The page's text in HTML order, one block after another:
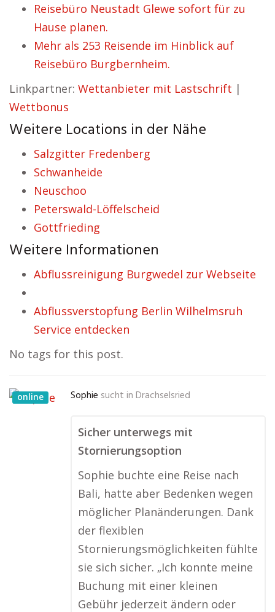
Reisebüro Neustadt Glewe sofort für zu
Hause planen.
Mehr als 253 Reisende im Hinblick auf
Reisebüro Burgbernheim.
Linkpartner: Wettanbieter mit Lastschrift |
Wettbonus
Weitere Locations in der Nähe
Salzgitter Fredenberg
Schwanheide
Neuschoo
Peterswald-Löffelscheid
Gottfrieding
Weitere Informationen
Abflussreinigung Burgwedel zur Webseite
Abflussverstopfung Berlin Wilhelmsruh
Service entdecken
No tags for this post.
online Sophie sucht in Drachselsried
Sicher unterwegs mit
Stornierungsoption
Sophie buchte eine Reise nach
Bali, hatte aber Bedenken wegen
möglicher Planänderungen. Dank
der flexiblen
Stornierungsmöglichkeiten fühlte
sie sich sicher. „Ich konnte meine
Buchung mit einer kleinen
Gebühr jederzeit ändern oder